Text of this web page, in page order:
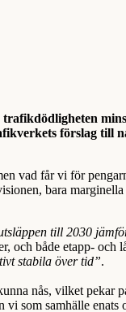
förslag till
vad får vi för
bara
till 2030
och både etapp- och
stabila över tid”.
nås, vilket pekar
som samhälle